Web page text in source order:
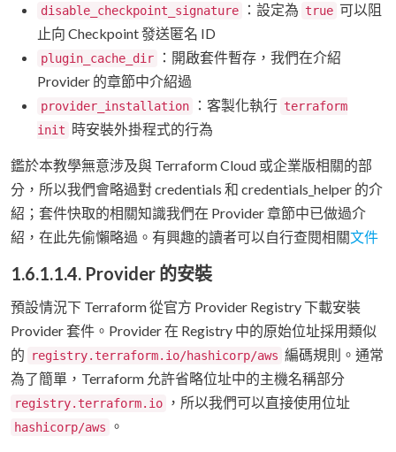
disable_checkpoint_signature ：設定為 true 可以阻
止向 Checkpoint 發送匿名 ID
plugin_cache_dir
：開啟套件暫存，我們在介紹
Provider 的章節中介紹過
provider_installation ：客製化執行 terraform
init
時安裝外掛程式的行為
鑑於本教學無意涉及與 Terraform Cloud 或企業版相關的部
分，所以我們會略過對 credentials 和 credentials_helper 的介
紹；套件快取的相關知識我們在 Provider 章節中已做過介
紹，在此先偷懶略過。有興趣的讀者可以自行查閱相關文件
1.6.1.1.4. Provider 的安裝
預設情況下 Terraform 從官方 Provider Registry 下載安裝
Provider 套件。Provider 在 Registry 中的原始位址採用類似
的
registry.terraform.io/hashicorp/aws 編碼規則。通常
為了簡單，Terraform 允許省略位址中的主機名稱部分
registry.terraform.io ，所以我們可以直接使用位址
hashicorp/aws 。